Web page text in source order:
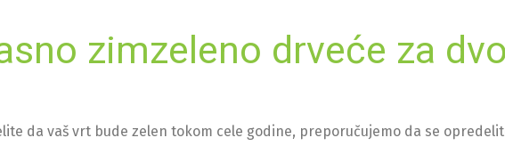
zimzeleno drveće za
da vaš vrt bude zelen tokom cele godine, preporučujemo da se